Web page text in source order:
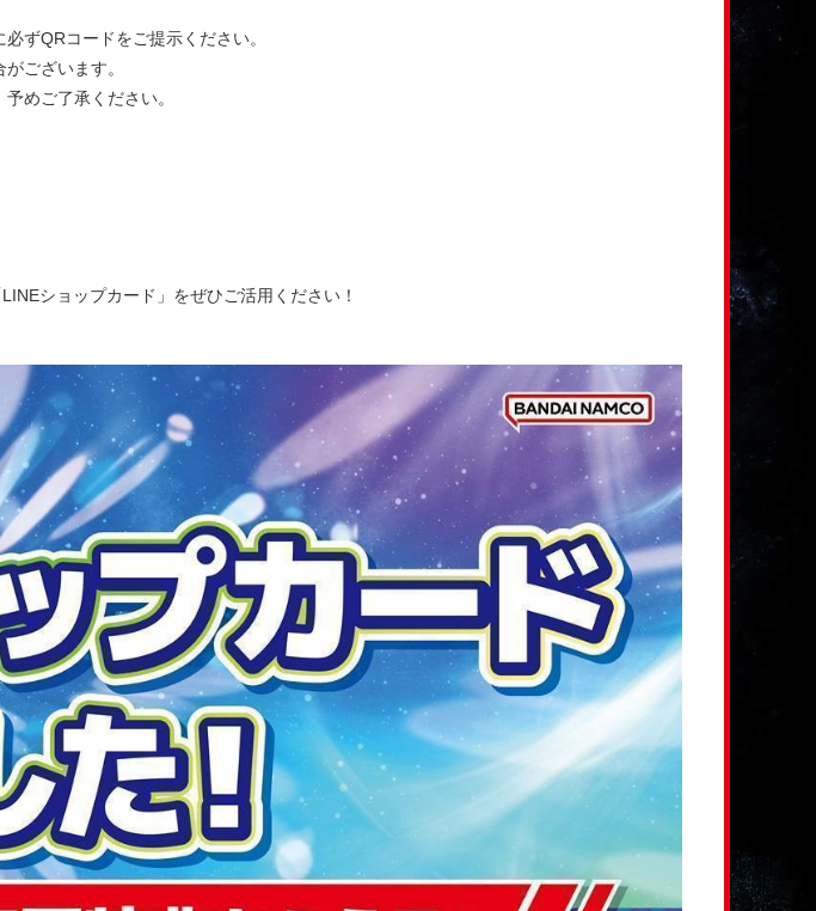
ずQRコードをご提示ください。
ございます。
めご了承ください。
ショップカード」をぜひご活用ください！